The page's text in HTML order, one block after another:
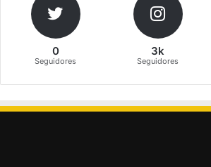
0
Seguidores
3k
Seguidores